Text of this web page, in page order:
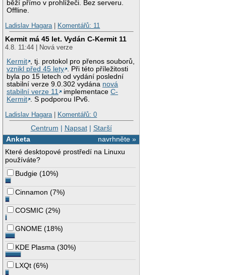
běží přímo v prohlížeči. Bez serveru.
Offline.
Ladislav Hagara| Komentářů: 11
Kermit má 45 let. Vydán C-Kermit 11
4.8. 11:44 | Nová verze
Kermit , tj. protokol pro přenos souborů,
vznikl před 45 lety . Při této příležitosti
byla po 15 letech od vydání poslední
stabilní verze 9.0.302 vydána nová
stabilní verze 11
implementaceC-
Kermit . S podporou IPv6.
Ladislav Hagara| Komentářů: 0
Centrum | Napsat| Starší
navrhněte »
Anketa
Které desktopové prostředí na Linuxu
používáte?
Budgie (10%)
Cinnamon (7%)
COSMIC (2%)
GNOME (18%)
KDE Plasma (30%)
LXQt (6%)